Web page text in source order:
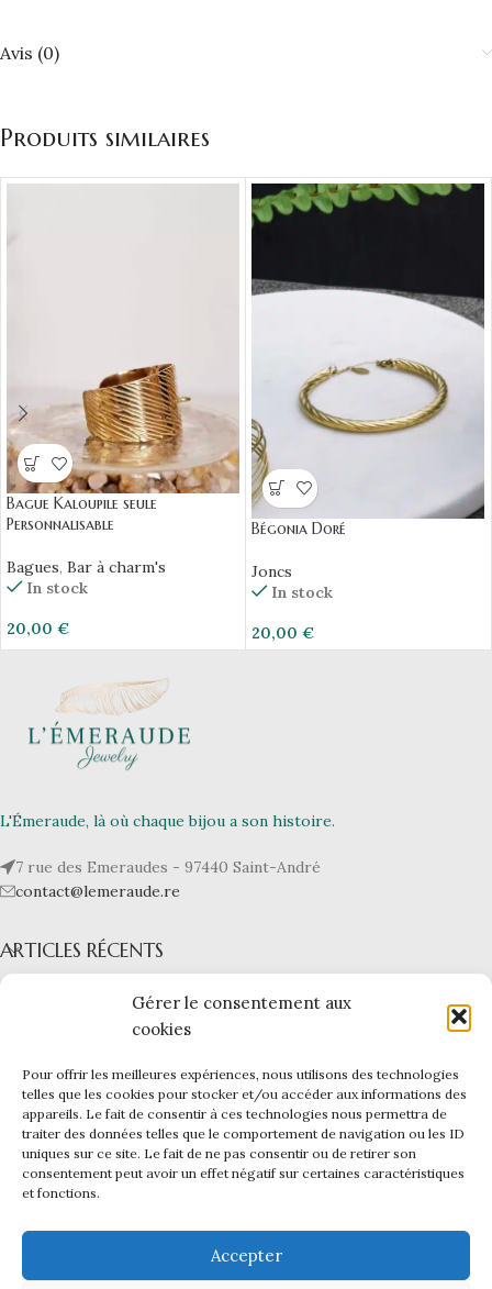
Gérer le consentement aux
cookies
Pour offrir les meilleures expériences, nous utilisons des technologies
telles que les cookies pour stocker et/ou accéder aux informations des
appareils. Le fait de consentir à ces technologies nous permettra de
traiter des données telles que le comportement de navigation ou les ID
uniques sur ce site. Le fait de ne pas consentir ou de retirer son
consentement peut avoir un effet négatif sur certaines caractéristiques
et fonctions.
Accepter
Avis (0)
Produits similaires
Bague Kaloupile seule
Personnalisable
Bagues, Bar à charm's
In stock
20,00 €
Bégonia Doré
Joncs
In stock
20,00 €
L'Émeraude, là où chaque bijou a son histoire.
7 rue des Emeraudes - 97440 Saint-André
contact@lemeraude.re
ARTICLES RÉCENTS
LIENS UTILES
L'ÉMERAUDE|Mentions légales -CGV -CGU -Confidentialité -
Cookies
Ce site a été financé par l’Union Européenne dans le cadre du
programme FEDER-FSE+ Réunion dont l’Autorité de gestion est la
FEDER.